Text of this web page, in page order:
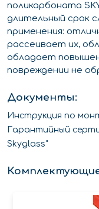
поликарбоната
длительный срок
применения:
рассеивает их,
обладает
повреждении не
Документы:
Инструкция по
Гарантийный
Skyglass"